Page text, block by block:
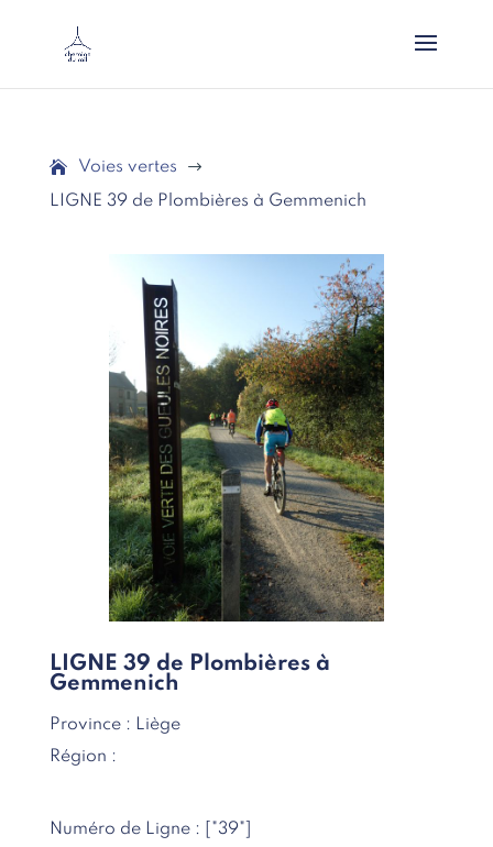
Voies vertes
$
LIGNE 39 de Plombières à Gemmenich
LIGNE 39 de Plombières à
Gemmenich
Province : Liège
Région :
Numéro de Ligne : ["39"]